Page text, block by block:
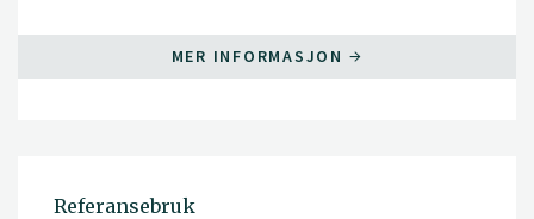
MER INFORMASJON
Referansebruk